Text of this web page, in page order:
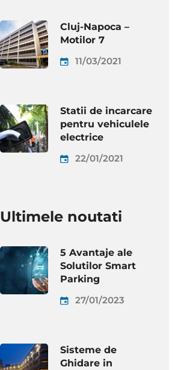
Cluj-Napoca –
Motilor 7
11/03/2021
Statii de incarcare
pentru vehiculele
electrice
22/01/2021
Ultimele noutati
5 Avantaje ale
Solutilor Smart
Parking
27/01/2023
Sisteme de
Ghidare in